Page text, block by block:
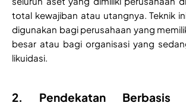
total kewajiban atau utangnya. Teknik
digunakan bagi perusahaan yang
besar atau bagi organisasi yang
likuidasi.
2. Pendekatan Berbasis